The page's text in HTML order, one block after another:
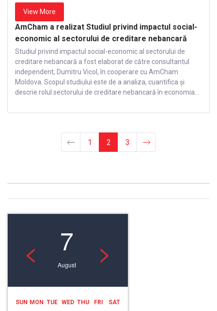
View More
AmCham a realizat Studiul privind impactul social-
economic al sectorului de creditare nebancară
Studiul privind impactul social-economic al sectorului de
creditare nebancară a fost elaborat de către consultantul
independent, Dumitru Vicol, în cooperare cu AmCham
Moldova. Scopul studiului este de a analiza, cuantifica și
descrie rolul sectorului de creditare nebancară în economia...
1 2 3
< 7
August >
SUN MON TUE WED THU FRI SAT